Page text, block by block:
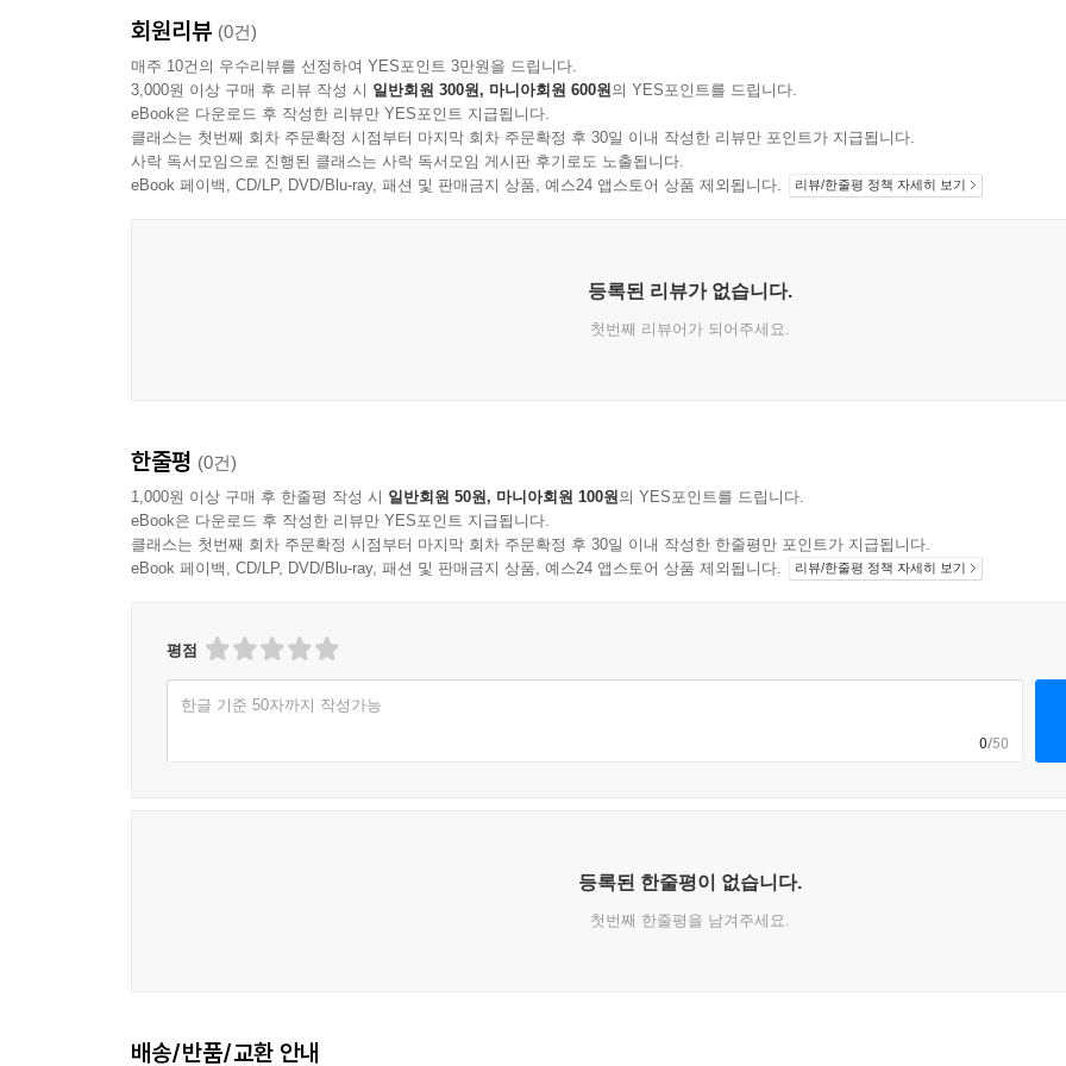
회원리뷰 (0건)
매주 10건의 우수리뷰를 선정하여 YES포인트 3만원을 드립니다.
3,000원 이상 구매 후 리뷰 작성 시 일반회원 300원, 마니아회원 600원의 YES포인트를 드립니다.
eBook은 다운로드 후 작성한 리뷰만 YES포인트 지급됩니다.
클래스는 첫번째 회차 주문확정 시점부터 마지막 회차 주문확정 후 30일 이내 작성한 리뷰만 포인트가 지급됩니다.
사락 독서모임으로 진행된 클래스는 사락 독서모임 게시판 후기로도 노출됩니다.
eBook 페이백, CD/LP, DVD/Blu-ray, 패션 및 판매금지 상품, 예스24 앱스토어 상품 제외됩니다.
리뷰/한줄평 정책 자세히 보기
등록된 리뷰가 없습니다.
첫번째 리뷰어가 되어주세요.
한줄평 (0건)
1,000원 이상 구매 후 한줄평 작성 시 일반회원 50원, 마니아회원 100원의 YES포인트를 드립니다.
eBook은 다운로드 후 작성한 리뷰만 YES포인트 지급됩니다.
클래스는 첫번째 회차 주문확정 시점부터 마지막 회차 주문확정 후 30일 이내 작성한 한줄평만 포인트가 지급됩니다.
eBook 페이백, CD/LP, DVD/Blu-ray, 패션 및 판매금지 상품, 예스24 앱스토어 상품 제외됩니다.
리뷰/한줄평 정책 자세히 보기
평점
한글 기준 50자까지 작성가능
0/50
등록된 한줄평이 없습니다.
첫번째 한줄평을 남겨주세요.
배송/반품/교환 안내